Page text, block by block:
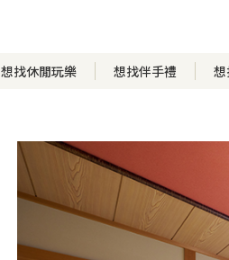
想找休閒玩樂 想找伴手禮